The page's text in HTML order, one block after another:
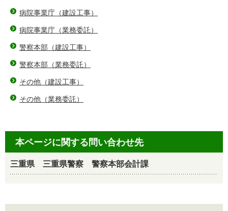
病院事業庁（建設工事）
病院事業庁（業務委託）
警察本部（建設工事）
警察本部（業務委託）
その他（建設工事）
その他（業務委託）
本ページに関する問い合わせ先
三重県 三重県警察 警察本部会計課